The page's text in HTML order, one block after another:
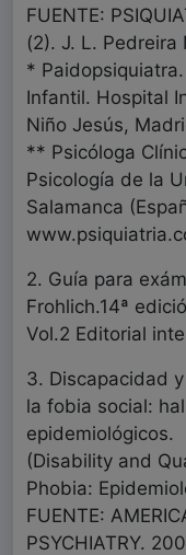
FUENTE:
(2). J. L.
*
Infantil. Hospital
Niño Jesús,
** Psicóloga
Psicología de la
Salamanca
2. Guía para
Frohlich.14ª
Vol.2 Editorial
3. Discapacidad
la fobia social:
epidemiológicos.
(Disability and
Phobia:
FUENTE:
PSYCHIATRY.